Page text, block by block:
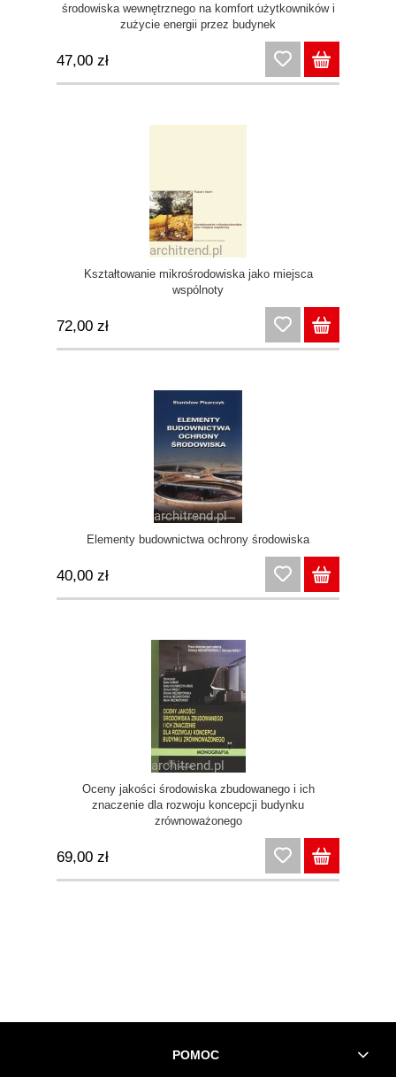
środowiska wewnętrznego na komfort użytkowników i
zużycie energii przez budynek
47,00 zł
Kształtowanie mikrośrodowiska jako miejsca
wspólnoty
72,00 zł
Elementy budownictwa ochrony środowiska
40,00 zł
Oceny jakości środowiska zbudowanego i ich
znaczenie dla rozwoju koncepcji budynku
zrównoważonego
69,00 zł
POMOC